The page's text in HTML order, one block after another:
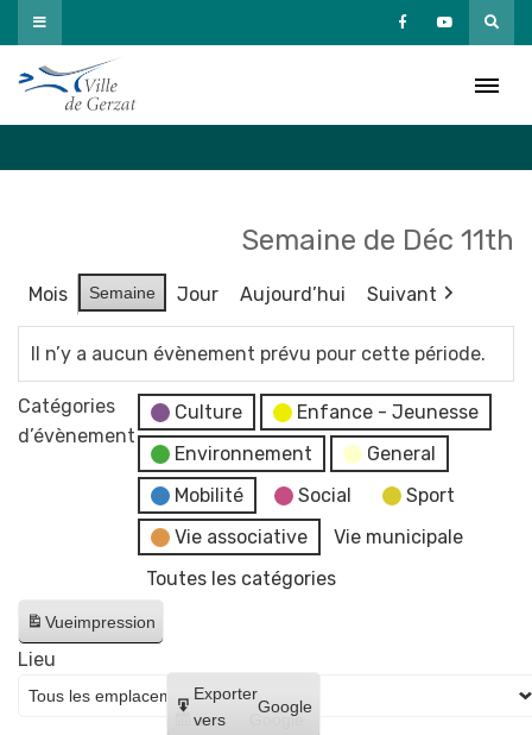
Passer
au
contenu
Semaine de Déc 11th
Mois Semaine Jour Aujourd’hui Suivant
Il n’y a aucun évènement prévu pour cette période.
Catégories
d’évènement
Culture
Enfance - Jeunesse
Environnement
General
Mobilité
Social
Sport
Vie associative
Vie municipale
Toutes les catégories
Vueimpression
Créer
un
Google
Exporter
vers
Google
Lieu